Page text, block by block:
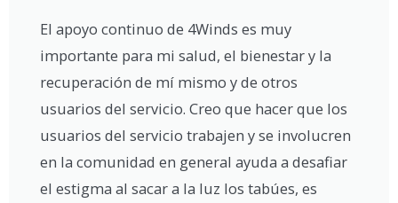
El apoyo continuo de 4Winds es muy
importante para mi salud, el bienestar y la
recuperación de mí mismo y de otros
usuarios del servicio. Creo que hacer que los
usuarios del servicio trabajen y se involucren
en la comunidad en general ayuda a desafiar
el estigma al sacar a la luz los tabúes, es